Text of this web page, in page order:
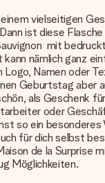
vielseitigen
ist diese Flasche
mit
nämlich ganz
Logo, Namen oder
Geburtstag aber
als Geschenk
oder
so ein besonderes
für dich selbst
de la Surprise
Möglichkeiten.